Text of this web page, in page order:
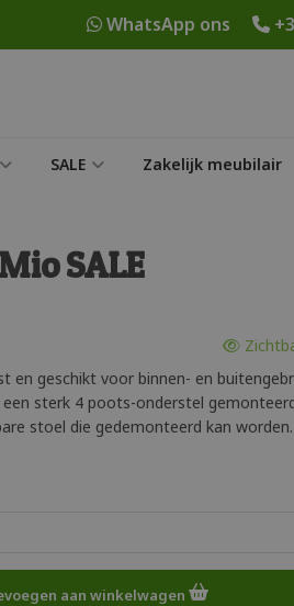
WhatsApp ons
SALE Zakelijk meubilair
SALE
en geschikt voor binnen- en
sterk 4 poots-onderstel
stoel die gedemonteerd kan worden.
aan winkelwagen